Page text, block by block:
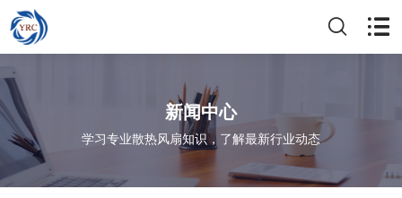
新闻中心
学习专业散热风扇知识，了解最新行业动态